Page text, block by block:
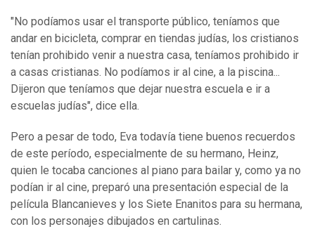
"No podíamos usar el transporte público, teníamos que
andar en bicicleta, comprar en tiendas judías, los cristianos
tenían prohibido venir a nuestra casa, teníamos prohibido ir
a casas cristianas. No podíamos ir al cine, a la piscina...
Dijeron que teníamos que dejar nuestra escuela e ir a
escuelas judías", dice ella.
Pero a pesar de todo, Eva todavía tiene buenos recuerdos
de este período, especialmente de su hermano, Heinz,
quien le tocaba canciones al piano para bailar y, como ya no
podían ir al cine, preparó una presentación especial de la
película Blancanieves y los Siete Enanitos para su hermana,
con los personajes dibujados en cartulinas.